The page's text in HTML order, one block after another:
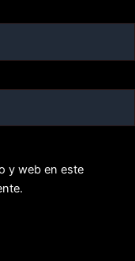
y web en este